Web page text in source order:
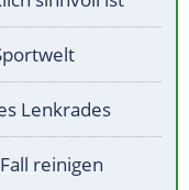
Lenkrades
reinigen